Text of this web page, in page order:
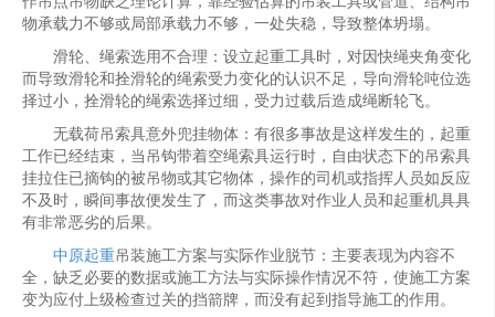
物承载力不够或局部承载力不够，一处失稳，导致整体坍塌。
滑轮、绳索选用不合理：设立起重工具时，对因快绳夹角变化
而导致滑轮和拴滑轮的绳索受力变化的认识不足，导向滑轮吨位选
择过小，拴滑轮的绳索选择过细，受力过载后造成绳断轮飞。
无载荷吊索具意外兜挂物体：有很多事故是这样发生的，起重
工作已经结束，当吊钩带着空绳索具运行时，自由状态下的吊索具
挂拉住已摘钩的被吊物或其它物体，操作的司机或指挥人员如反应
不及时，瞬间事故便发生了，而这类事故对作业人员和起重机具具
有非常恶劣的后果。
中原起重吊装施工方案与实际作业脱节：主要表现为内容不
全，缺乏必要的数据或施工方法与实际操作情况不符，使施工方案
变为应付上级检查过关的挡箭牌，而没有起到指导施工的作用。